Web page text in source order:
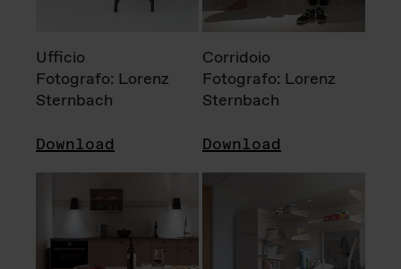
Ufficio
Fotografo: Lorenz
Sternbach
Download
Corridoio
Fotografo: Lorenz
Sternbach
Download